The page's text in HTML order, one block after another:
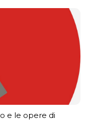
e le opere di